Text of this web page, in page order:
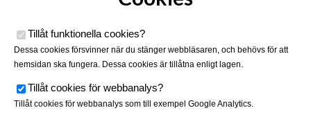
Tillåt funktionella cookies?
Dessa cookies försvinner när du stänger webbläsaren, och behövs för att
hemsidan ska fungera. Dessa cookies är tillåtna enligt lagen.
Tillåt cookies för webbanalys?
Tillåt cookies för webbanalys som till exempel Google Analytics.